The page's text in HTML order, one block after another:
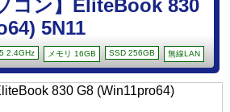
コン】EliteBook 830
5N11
2.4GHz メモリ 16GB SSD 256GB 無線LAN